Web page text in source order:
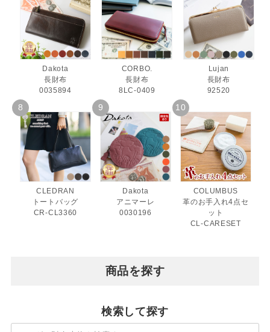
Dakota
長財布
0035894
CORBO.
長財布
8LC-0409
Lujan
長財布
92520
CLEDRAN
トートバッグ
CR-CL3360
Dakota
アニマーレ
0030196
COLUMBUS
革のお手入れ4点セ
ット
CL-CARESET
商品を探す
検索して探す